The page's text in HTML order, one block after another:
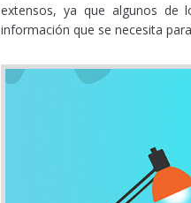
extensos, ya que algunos de
información que se necesita